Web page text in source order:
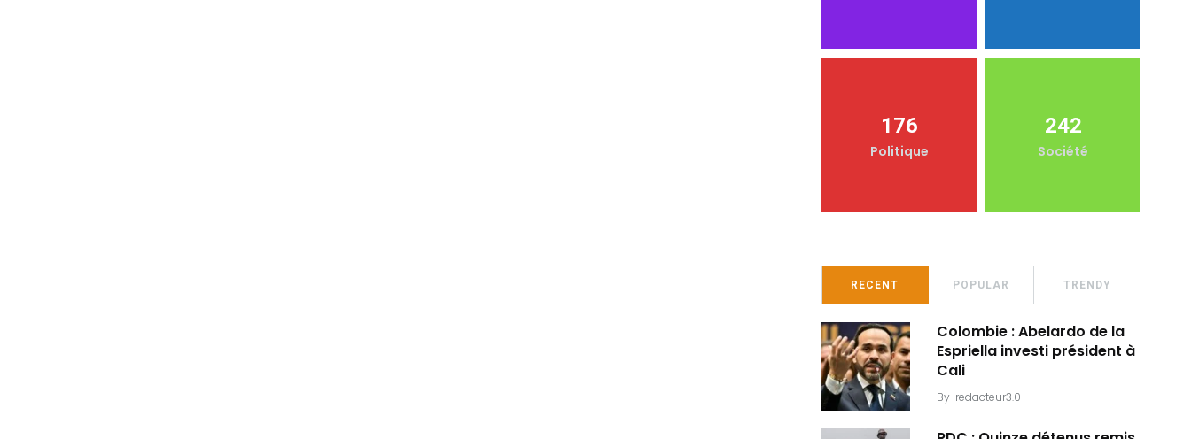
176
Politique
242
Société
RECENT POPULAR TRENDY
Colombie : Abelardo de la
Espriella investi président à
Cali
By redacteur3.0